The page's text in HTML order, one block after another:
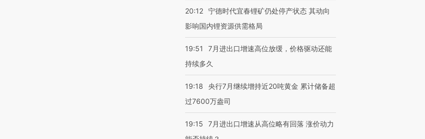
20:12 宁德时代宜春锂矿仍处停产状态 其动向
影响国内锂资源供需格局
19:51
7月进出口增速高位放缓，价格驱动还能
持续多久
19:18
央行7月继续增持近20吨黄金 累计储备超
过7600万盎司
19:15
7月进出口增速从高位略有回落 涨价动力